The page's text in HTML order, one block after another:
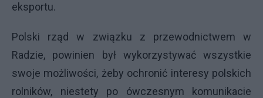
eksportu.
Polski rząd w związku z przewodnictwem w
Radzie, powinien był wykorzystywać wszystkie
swoje możliwości, żeby ochronić interesy polskich
rolników, niestety po ówczesnym komunikacie